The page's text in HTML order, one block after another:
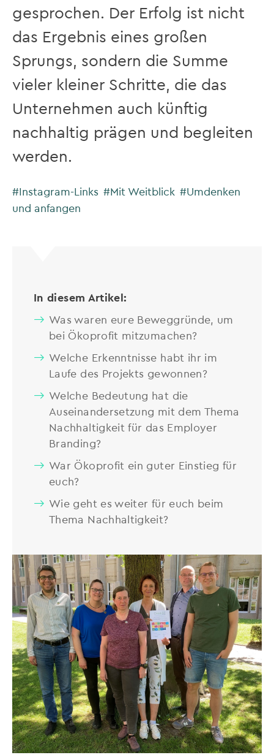
gesprochen. Der Erfolg ist nicht
das Ergebnis eines großen
Sprungs, sondern die Summe
vieler kleiner Schritte, die das
Unternehmen auch künftig
nachhaltig prägen und begleiten
werden.
#Instagram-Links #Mit Weitblick #Umdenken
und anfangen
In diesem Artikel:
Was waren eure Beweggründe, um
bei Ökoprofit mitzumachen?
Welche Erkenntnisse habt ihr im
Laufe des Projekts gewonnen?
Welche Bedeutung hat die
Auseinandersetzung mit dem Thema
Nachhaltigkeit für das Employer
Branding?
War Ökoprofit ein guter Einstieg für
euch?
Wie geht es weiter für euch beim
Thema Nachhaltigkeit?